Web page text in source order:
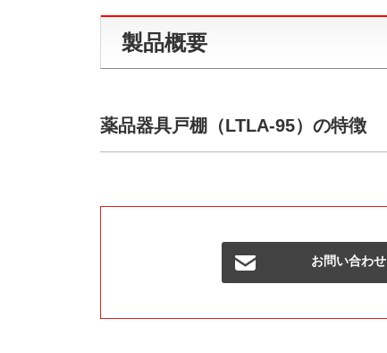
製品概要
薬品器具戸棚（LTLA-95）の特徴
お問い合わせ